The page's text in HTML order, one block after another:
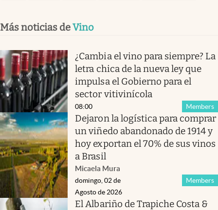
Más noticias deVino
¿Cambia el vino para siempre? La
letra chica de la nueva ley que
impulsa el Gobierno para el
sector vitivinícola
Members
08:00
Dejaron la logística para comprar
un viñedo abandonado de 1914 y
hoy exportan el 70% de sus vinos
a Brasil
Micaela Mura
Members
domingo, 02 de
Agosto de 2026
El Albariño de Trapiche Costa &